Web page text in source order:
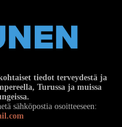
tiedot terveydestä ja
Turussa ja muissa
sähköpostia osoitteeseen: